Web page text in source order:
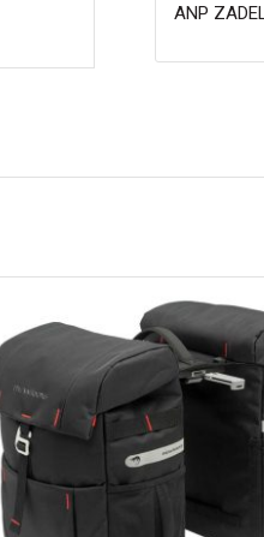
ANP